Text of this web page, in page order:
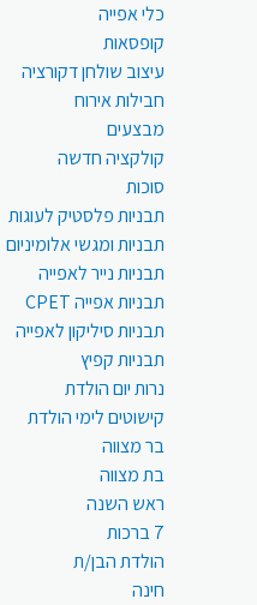
כלי אפייה
קופסאות
עיצוב שולחן דקורציה
חבילות אירוח
מבצעים
קולקציה חדשה
סוכות
תבניות פלסטיק לעוגות
תבניות ומגשי אלומיניום
תבניות נייר לאפייה
תבניות אפייה CPET
תבניות סיליקון לאפייה
תבניות קפיץ
נרות יום הולדת
קישוטים לימי הולדת
בר מצווה
בת מצווה
ראש השנה
7 ברכות
הולדת הבן/ת
חינה